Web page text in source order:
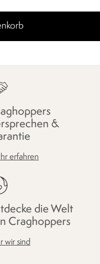
&
erfahren
die Welt
Craghoppers
wir sind